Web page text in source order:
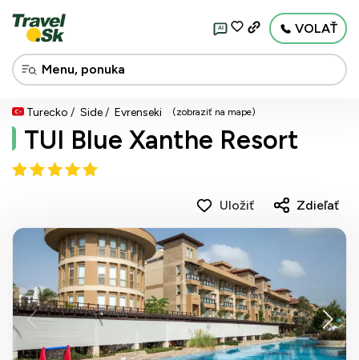
AI VOLAŤ
Turecko Side Evrenseki (zobraziť na mape)
TUI Blue Xanthe Resort
Uložiť Zdieľať